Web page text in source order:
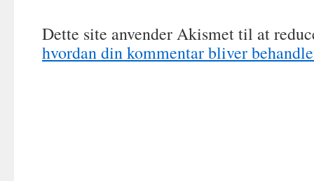
Dette site anvender Akismet til at
hvordan din kommentar bliver